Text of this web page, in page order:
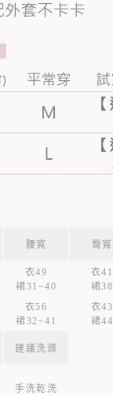
腰寬 臀寬
衣49
裙31~40
衣41
裙38
衣56
裙32~41
衣43
裙44
建議洗滌
手洗乾洗